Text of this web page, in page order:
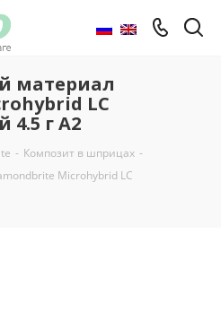
материал
LC
г А2
- Композит в шприцах -
Microhybrid LC